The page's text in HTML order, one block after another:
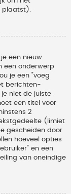
plaatst).
een nieuw
een onderwerp
je een "voeg
berichten-
niet de juiste
een titel voor
2
(limiet
gescheiden door
hoeveel opties
en een
van oneindige